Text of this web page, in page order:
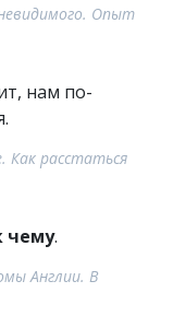
Опыт
нам по-
Как расстаться
чему.
Англии. В